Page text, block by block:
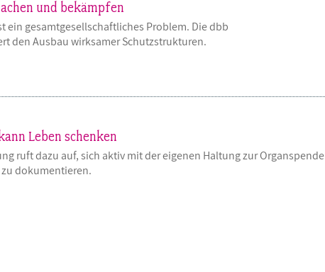
BAGSO
und bekämpfen
ein gesamtgesellschaftliches Problem. Die dbb
den Ausbau wirksamer Schutzstrukturen.
Leben schenken
ruft dazu auf, sich aktiv mit der eigenen Haltung zur Organspende
dokumentieren.